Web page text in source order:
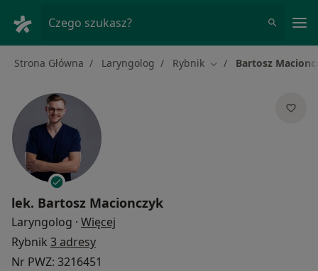
Czego szukasz?
Strona Główna Laryngolog Rybnik Zmień miasto
Bartosz
lek. Bartosz Macionczyk
Laryngolog · Więcej
Rybnik 3 adresy
Nr PWZ: 3216451